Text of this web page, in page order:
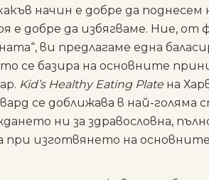
начин е добре да
е добре да избягваме. Ние, от
ви предлагаме една
се базира на основните
Kid’s Healthy Eating Plate на
се доближава в най-голяма
ни за здравословна,
при изготвянето на